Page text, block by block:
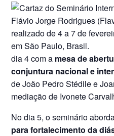
dia 4 com a mesa de
conjuntura nacional e
de João Pedro Stédile e
mediação de Ivonete
No dia 5, o seminário
para fortalecimento da